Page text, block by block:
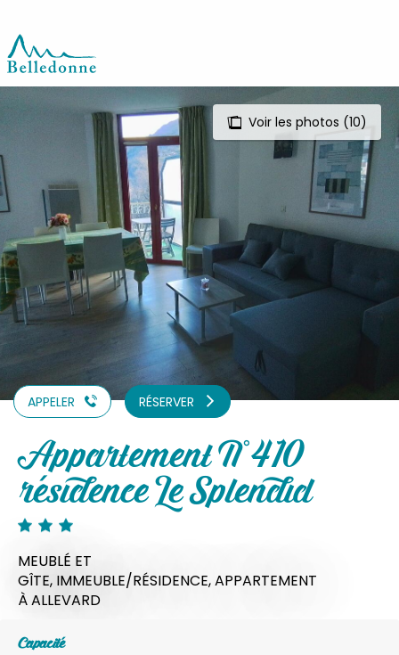
contenu
principal
Voir les photos (10)
APPELER RÉSERVER
Appartement N°410
résidence Le Splendid
MEUBLÉ ET
GÎTE, IMMEUBLE/RÉSIDENCE,APPARTEMENT
À ALLEVARD
Capacité